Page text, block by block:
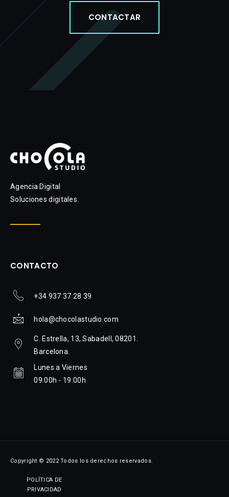
CONTACTAR
Agencia Digital
Soluciones digitales.
CONTACTO
+34 937 37 28 39
hola@chocolastudio.com
C. Estrella, 13, Sabadell, 08201.
Barcelona.
Lunes a Viernes
09:00h - 19:00h
Copyright © 2022 Todos los derechos reservados.
POLÍTICA DE
PRIVACIDAD